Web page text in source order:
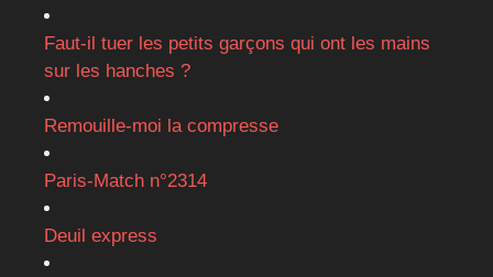
Faut-il tuer les petits garçons qui ont les mains
sur les hanches ?
Remouille-moi la compresse
Paris-Match n°2314
Deuil express